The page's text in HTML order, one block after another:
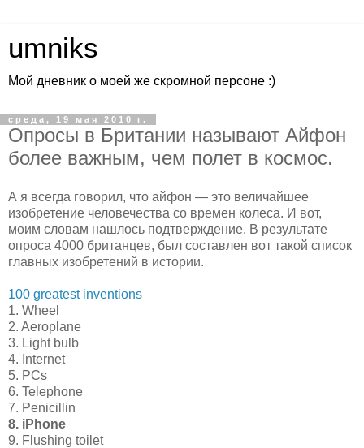
umniks
Мой дневник о моей же скромной персоне :)
среда, 19 мая 2010 г.
Опросы в Британии называют Айфон
более важным, чем полет в космос.
А я всегда говорил, что айфон — это величайшее
изобретение человечества со времен колеса. И вот,
моим словам нашлось подтверждение. В результате
опроса 4000 британцев, был составлен вот такой список
главных изобретений в истории.
100 greatest inventions
1. Wheel
2. Aeroplane
3. Light bulb
4. Internet
5. PCs
6. Telephone
7. Penicillin
8. iPhone
9. Flushing toilet